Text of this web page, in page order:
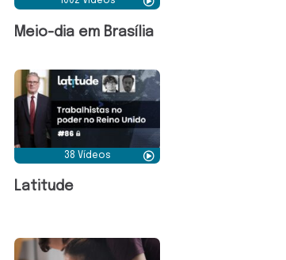
Meio-dia em Brasília
38 Vídeos
Latitude